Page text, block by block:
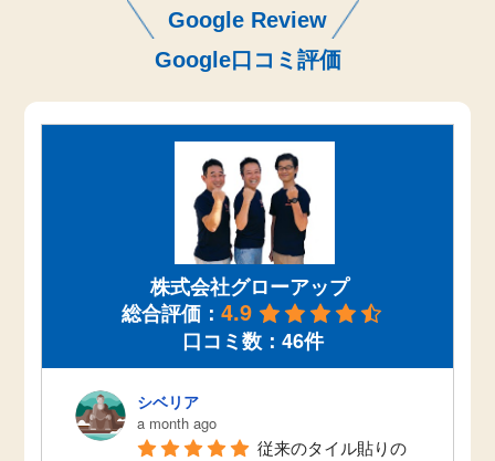
Google Review
Google口コミ評価
株式会社グローアップ
総合評価： 4.9
口コミ数：46件
シベリア
a month ago
従来のタイル貼りの